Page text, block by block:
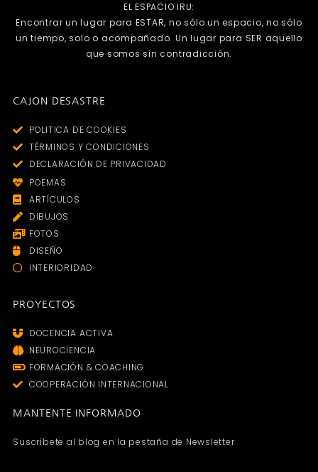
EL ESPACIO IRU:
Encontrar un lugar para ESTAR, no sólo un espacio, no sólo
un tiempo, solo o acompañado. Un lugar para SER aquello
que somos sin contradicción.
CAJON DESASTRE
POLITICA DE COOKIES
TÉRMINOS Y CONDICIONES
DECLARACIÓN DE PRIVACIDAD
POEMAS
ARTÍCULOS
DIBUJOS
FOTOS
DISEÑO
INTERIORIDAD
PROYECTOS
DOCENCIA ACTIVA
NEUROCIENCIA
FORMACIÓN & COACHING
COOPERACIÓN INTERNACIONAL
MANTENTE INFORMADO
Suscríbete al blog en la pestaña de Newsletter